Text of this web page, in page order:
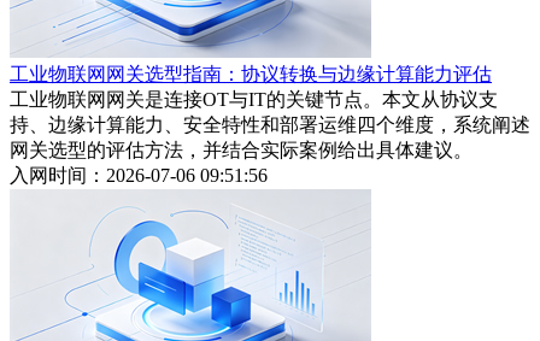
工业物联网网关选型指南：协议转换与边缘计算能力评估
工业物联网网关是连接OT与IT的关键节点。本文从协议支
持、边缘计算能力、安全特性和部署运维四个维度，系统阐述
网关选型的评估方法，并结合实际案例给出具体建议。
入网时间：2026-07-06 09:51:56